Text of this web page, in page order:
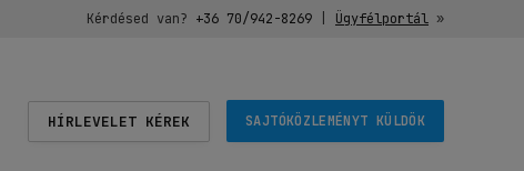
Kérdésed van? +36 70/942-8269| Ügyfélportál»
HÍRLEVELET KÉREK SAJTÓKÖZLEMÉNYT KÜLDÖK